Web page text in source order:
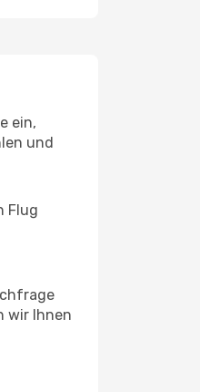
ein,
und
Flug
wir Ihnen